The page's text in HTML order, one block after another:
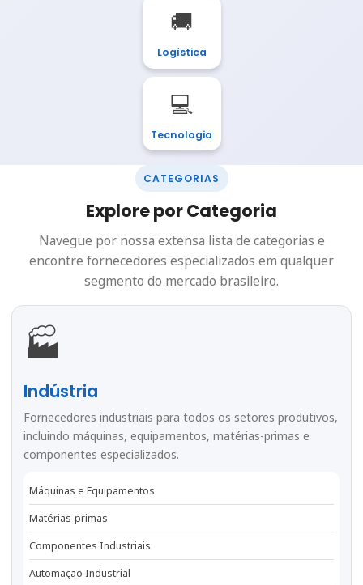
🚚
Logística
💻
Tecnologia
CATEGORIAS
Explore por Categoria
Navegue por nossa extensa lista de categorias e
encontre fornecedores especializados em qualquer
segmento do mercado brasileiro.
🏭
Indústria
Fornecedores industriais para todos os setores produtivos,
incluindo máquinas, equipamentos, matérias-primas e
componentes especializados.
Máquinas e Equipamentos
Matérias-primas
Componentes Industriais
Automação Industrial